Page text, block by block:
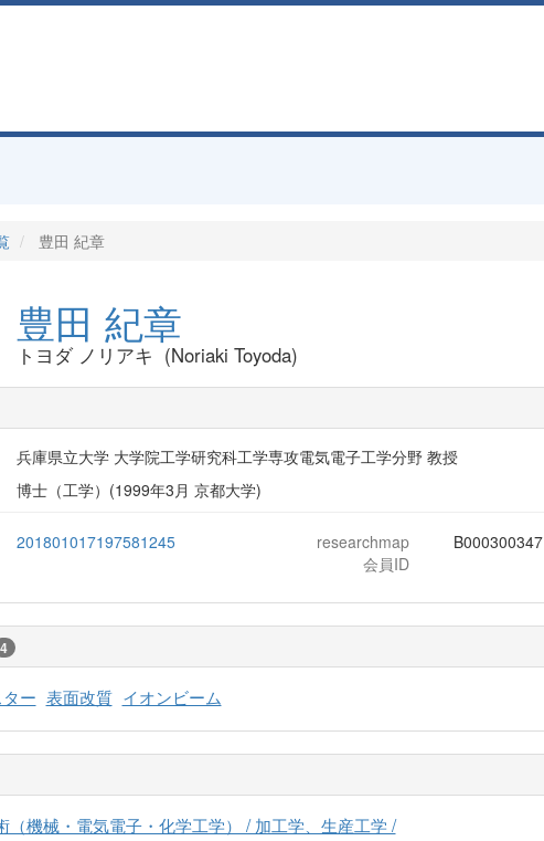
豊田 紀章
豊田 紀章
トヨダ ノリアキ (Noriaki Toyoda)
兵庫県立大学 大学院工学研究科工学専攻電気電子工学分野 教授
博士（工学）(1999年3月 京都大学)
201801017197581245
researchmap
会員ID
B000300347
4
ー 表面改質 イオンビーム
（機械・電気電子・化学工学） / 加工学、生産工学 /